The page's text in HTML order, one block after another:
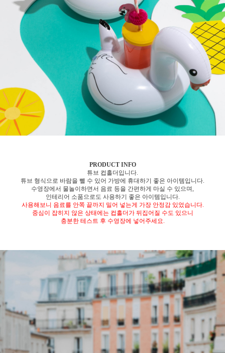
PRODUCT INFO
튜브 컵홀더입니다.
튜브 형식으로 바람을 뺄 수 있어 가방에 휴대하기 좋은 아이템입니다.
수영장에서 물놀이하면서 음료 등을 간편하게 마실 수 있으며,
인테리어 소품으로도 사용하기 좋은 아이템입니다.
사용해보니 음료를 안쪽 끝까지 밀어 넣는게 가장 안정감 있었습니다.
중심이 잡히지 않은 상태에는 컵홀더가 뒤집어질 수도 있으니
충분한 테스트 후 수영장에 넣어주세요.